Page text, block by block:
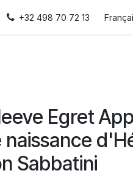
+32 498 70 72 13
Egret
naissance
Sabbatini